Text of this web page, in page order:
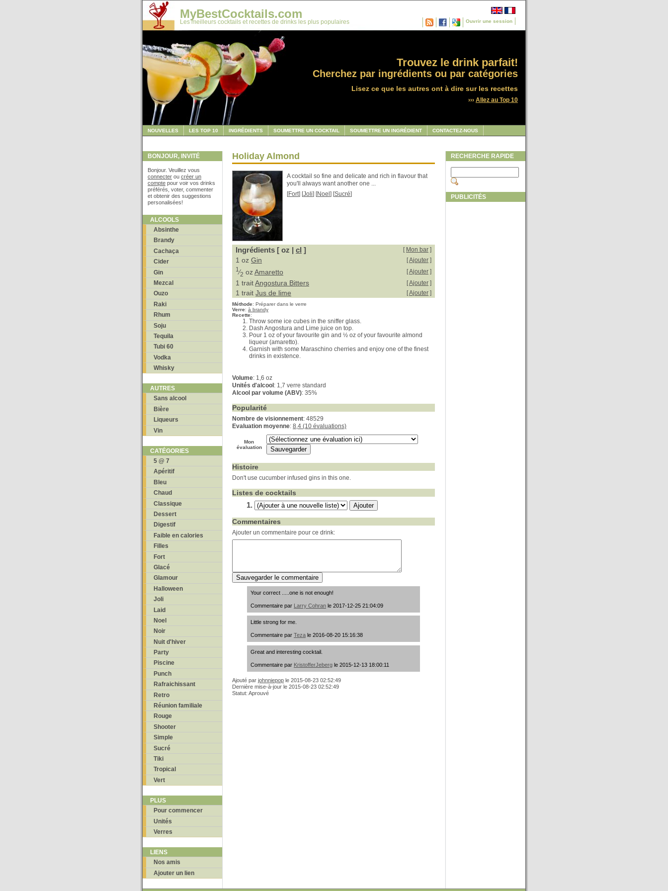
Ouvrir une session
MyBestCocktails.com
Les meilleurs cocktails et recettes de drinks les plus populaires
Trouvez le drink parfait!
Cherchez par ingrédients ou par catégories
Lisez ce que les autres ont à dire sur les recettes
››› Allez au Top 10
NOUVELLES LES TOP 10 INGRÉDIENTS SOUMETTRE UN COCKTAIL SOUMETTRE UN INGRÉDIENT CONTACTEZ-NOUS
BONJOUR, INVITÉ
Bonjour. Veuillez vous
connecter ou créer un
compte pour voir vos drinks
préférés, voter, commenter
et obtenir des suggestions
personalisées!
ALCOOLS
Absinthe
Brandy
Cachaça
Cider
Gin
Mezcal
Ouzo
Raki
Rhum
Soju
Tequila
Tubi 60
Vodka
Whisky
AUTRES
Sans alcool
Bière
Liqueurs
Vin
CATÉGORIES
5 @ 7
Apéritif
Bleu
Chaud
Classique
Dessert
Digestif
Faible en calories
Filles
Fort
Glacé
Glamour
Halloween
Joli
Laid
Noel
Noir
Nuit d'hiver
Party
Piscine
Punch
Rafraichissant
Retro
Réunion familiale
Rouge
Shooter
Simple
Sucré
Tiki
Tropical
Vert
PLUS
Pour commencer
Unités
Verres
LIENS
Nos amis
Ajouter un lien
Holiday Almond
A cocktail so fine and delicate and rich in flavour that
you'll always want another one ...
[Fort] [Joli] [Noel ] [Sucré]
Ingrédients [ oz | cl ] [ Mon bar ]
1 oz Gin [Ajouter ]
1 ⁄2 oz Amaretto [Ajouter ]
1 traitAngostura Bitters [Ajouter ]
1 trait Jus de lime [Ajouter ]
Méthode: Préparer dans le verre
Verre: à brandy
Recette:
Throw some ice cubes in the sniffer glass.
Dash Angostura and Lime juice on top.
Pour 1 oz of your favourite gin and ½ oz of your favourite almond
liqueur (amaretto).
Garnish with some Maraschino cherries and enjoy one of the finest
drinks in existence.
Volume: 1,6 oz
Unités d'alcool : 1,7 verre standard
Alcool par volume (ABV): 35%
Popularité
Nombre de visionnement: 48529
Evaluation moyenne: 8,4 (10 évaluations)
Mon
évaluation
Histoire
Don't use cucumber infused gins in this one.
Listes de cocktails
Commentaires
Ajouter un commentaire pour ce drink:
Your correct .....one is not enough!
Commentaire par Larry Cohran le 2017-12-25 21:04:09
Little strong for me.
Commentaire par Teza le 2016-08-20 15:16:38
Great and interesting cocktail.
Commentaire par KristofferJeberg le 2015-12-13 18:00:11
Ajouté par johnniepop le 2015-08-23 02:52:49
Dernière mise-à-jour le 2015-08-23 02:52:49
Statut: Aprouvé
RECHERCHE RAPIDE
PUBLICITÉS